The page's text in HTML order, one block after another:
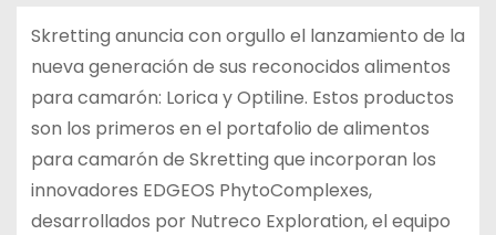
Skretting anuncia con orgullo el lanzamiento de la
nueva generación de sus reconocidos alimentos
para camarón: Lorica y Optiline. Estos productos
son los primeros en el portafolio de alimentos
para camarón de Skretting que incorporan los
innovadores EDGEOS PhytoComplexes,
desarrollados por Nutreco Exploration, el equipo